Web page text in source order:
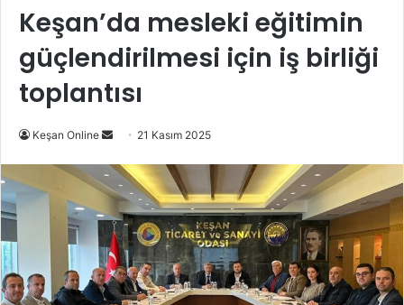
Keşan’da mesleki eğitimin
güçlendirilmesi için iş birliği
toplantısı
Keşan Online
Bir
posta
göndermek
21 Kasım 2025